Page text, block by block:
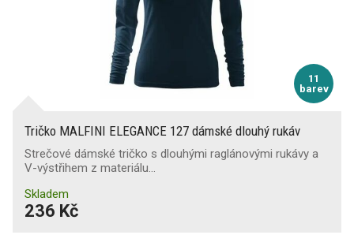
11
barev
Tričko MALFINI ELEGANCE 127 dámské dlouhý rukáv
Strečové dámské tričko s dlouhými raglánovými rukávy a
V-výstřihem z materiálu…
Skladem
236 Kč